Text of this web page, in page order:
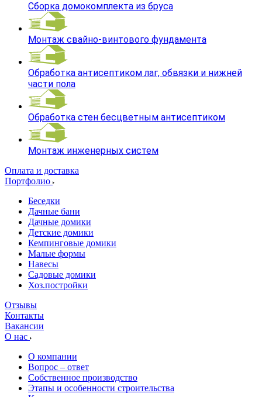
Сборка домокомплекта из бруса
Монтаж свайно-винтового фундамента
Обработка антисептиком лаг, обвязки и нижней
части пола
Обработка стен бесцветным антисептиком
Монтаж инженерных систем
Оплата и доставка
Портфолио
Беседки
Дачные бани
Дачные домики
Детские домики
Кемпинговые домики
Малые формы
Навесы
Садовые домики
Хоз.постройки
Отзывы
Контакты
Вакансии
О нас
О компании
Вопрос – ответ
Собственное производство
Этапы и особенности строительства